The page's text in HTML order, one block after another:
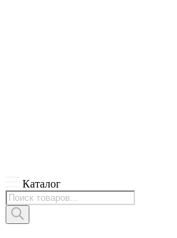
Каталог
Поиск
товаров